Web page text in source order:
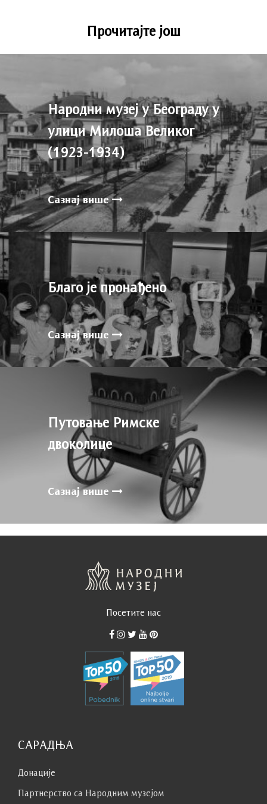
Прочитајте још
Народни музеј у Београду у
улици Милоша Великог
(1923-1934)
Сазнај више
Благо је пронађено
Сазнај више
Путовање Римске
двоколице
Сазнај више
Посетите нас
САРАДЊА
Донације
Партнерство са Народним музејoм